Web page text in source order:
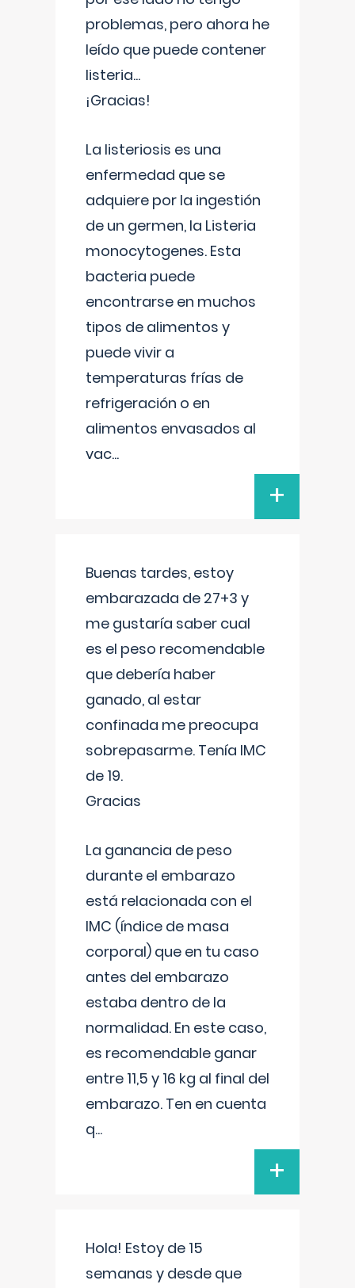
problemas, pero ahora he
leído que puede contener
listeria...
¡Gracias!
La listeriosis es una
enfermedad que se
adquiere por la ingestión
de un germen, la Listeria
monocytogenes. Esta
bacteria puede
encontrarse en muchos
tipos de alimentos y
puede vivir a
temperaturas frías de
refrigeración o en
alimentos envasados al
vac...
+
Buenas tardes, estoy
embarazada de 27+3 y
me gustaría saber cual
es el peso recomendable
que debería haber
ganado, al estar
confinada me preocupa
sobrepasarme. Tenía IMC
de 19.
Gracias
La ganancia de peso
durante el embarazo
está relacionada con el
IMC (índice de masa
corporal) que en tu caso
antes del embarazo
estaba dentro de la
normalidad. En este caso,
es recomendable ganar
entre 11,5 y 16 kg al final del
embarazo. Ten en cuenta
q...
+
Hola! Estoy de 15
semanas y desde que